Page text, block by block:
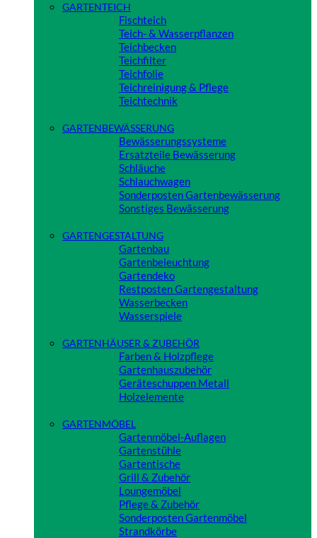
GARTENTEICH
Fischteich
Teich- & Wasserpflanzen
Teichbecken
Teichfilter
Teichfolie
Teichreinigung & Pflege
Teichtechnik
GARTENBEWÄSSERUNG
Bewässerungssysteme
Ersatzteile Bewässerung
Schläuche
Schlauchwagen
Sonderposten Gartenbewässerung
Sonstiges Bewässerung
GARTENGESTALTUNG
Gartenbau
Gartenbeleuchtung
Gartendeko
Restposten Gartengestaltung
Wasserbecken
Wasserspiele
GARTENHÄUSER & ZUBEHÖR
Farben & Holzpflege
Gartenhauszubehör
Geräteschuppen Metall
Holzelemente
GARTENMÖBEL
Gartenmöbel-Auflagen
Gartenstühle
Gartentische
Grill & Zubehör
Loungemöbel
Pflege & Zubehör
Sonderposten Gartenmöbel
Strandkörbe